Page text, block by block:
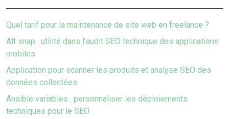
Quel tarif pour la maintenance de site web en freelance ?
Alt snap : utilité dans l’audit SEO technique des applications
mobiles
Application pour scanner les produits et analyse SEO des
données collectées
Ansible variables : personnaliser les déploiements
techniques pour le SEO